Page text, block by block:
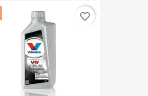
favorite_border